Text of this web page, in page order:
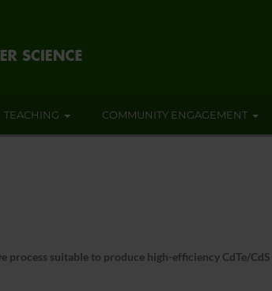
TEACHING COMMUNITY ENGAGEMENT
process suitable to produce high-efficiency CdTe/